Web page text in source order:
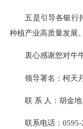
五是引导各银行持
种植产业高质量发展。
衷心感谢您对牛牛
领导署名：柯天
联 系 人：胡金地
联系电话： 0595-